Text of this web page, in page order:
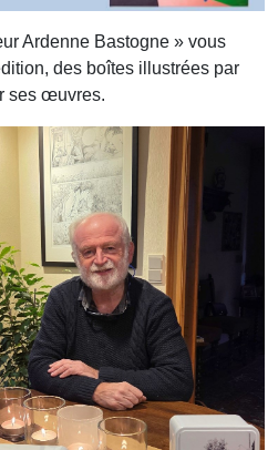
Ardenne Bastogne » vous
des boîtes illustrées par
ses œuvres.